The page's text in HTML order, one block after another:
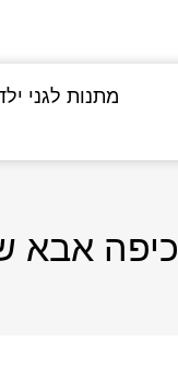
מתנות לגני
כיפה אבא